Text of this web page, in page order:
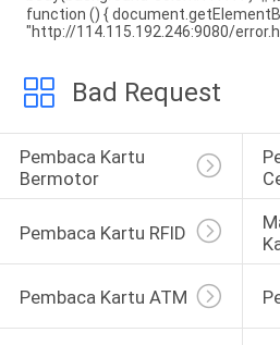
function () {
"http://114.115.192.246:9080/
Bad Request
Pembaca Kartu
Bermotor
Pembaca Kartu RFID
Pembaca Kartu ATM